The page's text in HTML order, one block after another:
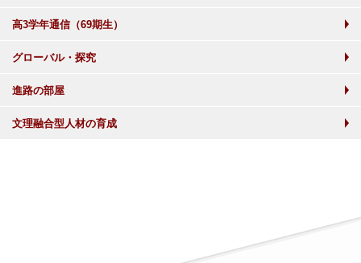
高3学年通信（69期生）
グローバル・探究
進路の部屋
文理融合型人材の育成